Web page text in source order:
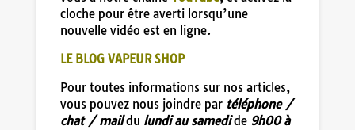
cloche pour être averti lorsqu’une
nouvelle vidéo est en ligne.
LE BLOG VAPEUR SHOP
Pour toutes informations sur nos articles,
vous pouvez nous joindre par téléphone /
chat / maildu lundi au samedide 9h00 à